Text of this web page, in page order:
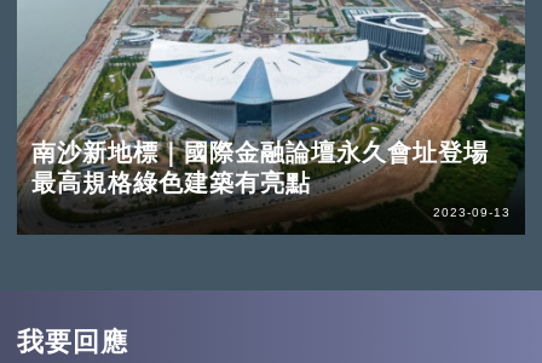
南沙新地標｜國際金融論壇永久會址登場
最高規格綠色建築有亮點
2023-09-13
我要回應